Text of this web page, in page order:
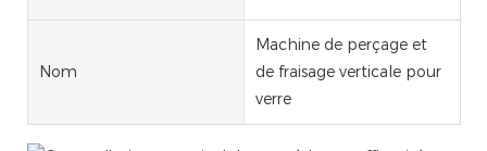
Nom
Machine de perçage et
de fraisage verticale pour
verre